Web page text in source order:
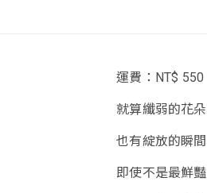
運費：NT$ 550
就算纖弱的花朵
也有綻放的瞬間
即使不是最鮮豔